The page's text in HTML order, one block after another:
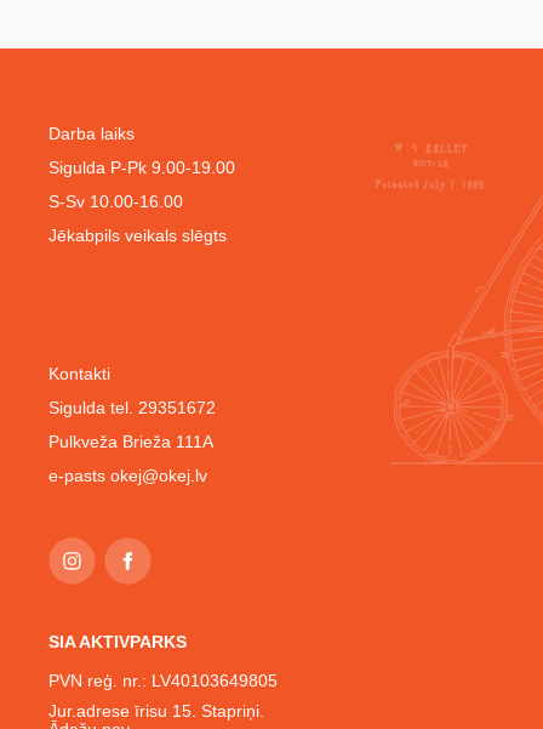
Kontakti
Sigulda tel. 29351672
Pulkveža Brieža 111A
e-pasts okej@okej.lv
Darba laiks
Sigulda P-Pk 9.00-19.00
S-Sv 10.00-16.00
Jēkabpils veikals slēgts
SIA AKTIVPARKS
PVN reģ. nr.: LV40103649805
Jur.adrese īrisu 15. Stapriņi.